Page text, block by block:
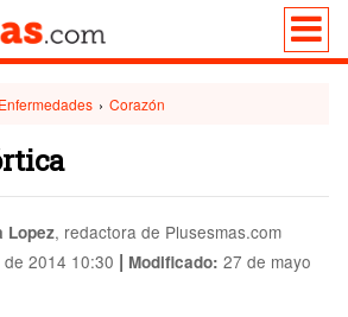
Enfermedades › Corazón
Lopez, redactora de Plusesmas.com
2014 10:30 | Modificado: 27 de mayo